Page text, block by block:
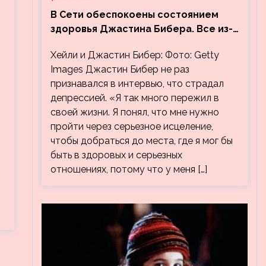
В Сети обеспокоены состоянием
здоровья Джастина Бибера. Все из-
успокаивает Хейли
Хейли и Джастин Бибер: Фото: Getty
Images Джастин Бибер не раз
признавался в интервью, что страдал
депрессией. «Я так много пережил в
своей жизни. Я понял, что мне нужно
пройти через серьезное исцеление,
чтобы добраться до места, где я мог бы
быть в здоровых и серьезных
отношениях, потому что у меня […]